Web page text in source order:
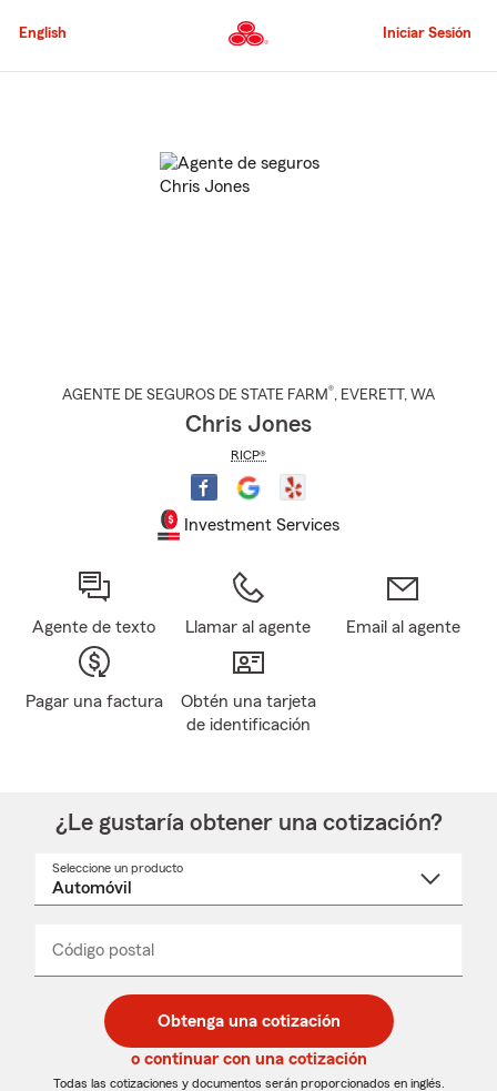
al
principal
English Iniciar Sesión
AGENTE DE SEGUROS DE STATE FARM®, EVERETT , WA
Chris Jones
RICP®
Investment Services
Agente de texto Llamar al agente Email al agente
Pagar una factura
Obtén una tarjeta
de identificación
¿Le gustaría obtener una cotización?
Seleccione un producto
desplegable
Código postal
de
5
dígitos
de
5
dígitos
_____
Obtenga una cotización
o continuar con una cotización
Todas las cotizaciones y documentos serán proporcionados en inglés.